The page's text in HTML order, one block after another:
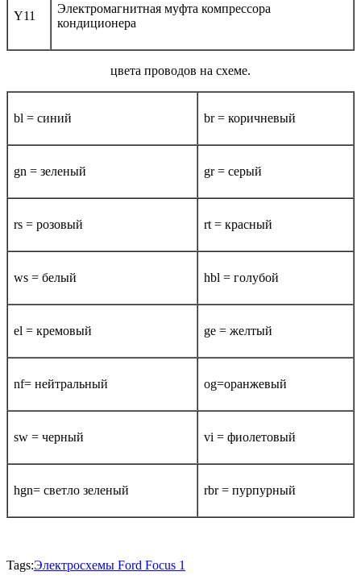
Y11
Электромагнитная муфта компрессора
кондиционера
цвета проводов на схеме.
bl = синий br = коричневый
gn = зеленый gr = серый
rs = розовый rt = красный
ws = белый hbl = голубой
el = кремовый ge = желтый
nf= нейтральный og=оранжевый
sw = черный vi = фиолетовый
hgn= светло зеленый rbr = пурпурный
Tags:Электросхемы Ford Focus 1